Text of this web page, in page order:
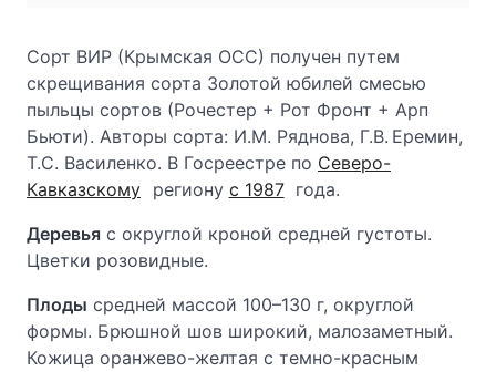
Сорт ВИР (Крымская ОСС) получен путем
скрещивания сорта Золотой юбилей смесью
пыльцы сортов (Рочестер + Рот Фронт + Арп
Бьюти). Авторы сорта: И.М. Ряднова, Г.В. Еремин,
Т.С. Василенко. В Госреестре по Северо-
Кавказскому региону с 1987 года.
Деревья с округлой кроной средней густоты.
Цветки розовидные.
Плоды средней массой 100–130 г, округлой
формы. Брюшной шов широкий, малозаметный.
Кожица оранжево-желтая с темно-красным